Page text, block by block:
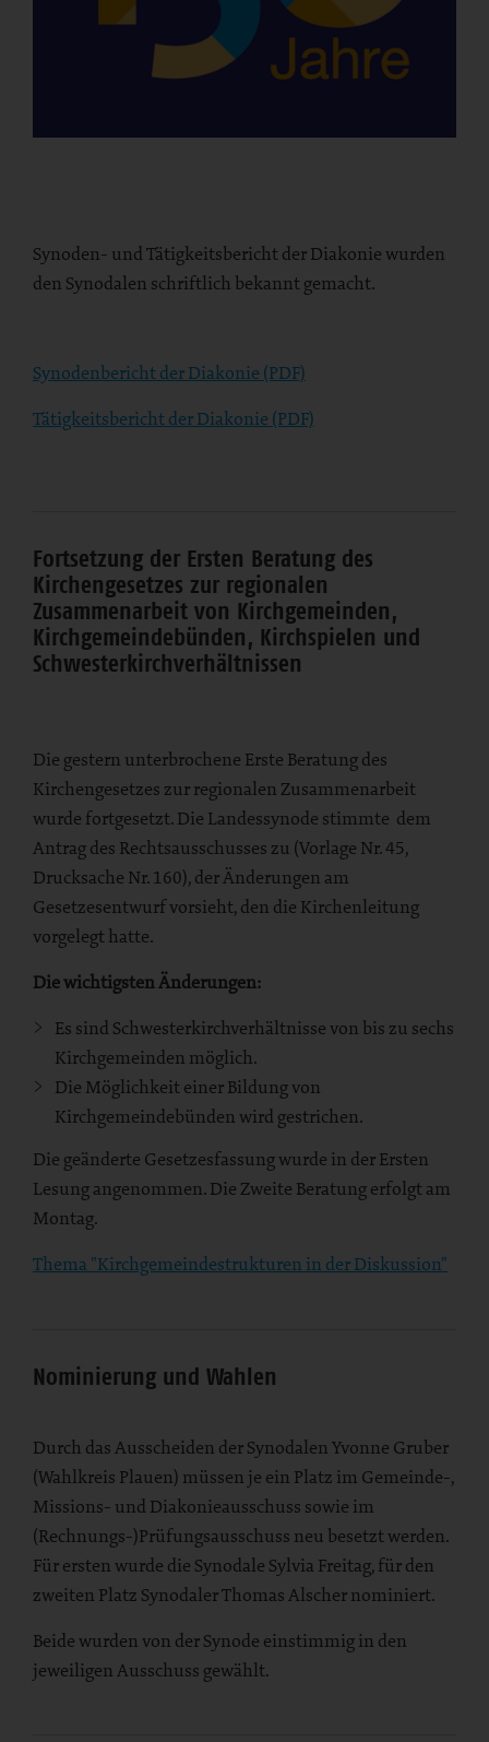
Synoden- und Tätigkeitsbericht der Diakonie wurden
den Synodalen schriftlich bekannt gemacht.
Synodenbericht der Diakonie (PDF)
Tätigkeitsbericht der Diakonie (PDF)
Fortsetzung der Ersten Beratung des
Kirchengesetzes zur regionalen
Zusammenarbeit von Kirchgemeinden,
Kirchgemeindebünden, Kirchspielen und
Schwesterkirchverhältnissen
Die gestern unterbrochene Erste Beratung des
Kirchengesetzes zur regionalen Zusammenarbeit
wurde fortgesetzt. Die Landessynode stimmte dem
Antrag des Rechtsausschusses zu (Vorlage Nr. 45,
Drucksache Nr. 160), der Änderungen am
Gesetzesentwurf vorsieht, den die Kirchenleitung
vorgelegt hatte.
Die wichtigsten Änderungen:
Es sind Schwesterkirchverhältnisse von bis zu sechs
Kirchgemeinden möglich.
Die Möglichkeit einer Bildung von
Kirchgemeindebünden wird gestrichen.
Die geänderte Gesetzesfassung wurde in der Ersten
Lesung angenommen. Die Zweite Beratung erfolgt am
Montag.
Thema "Kirchgemeindestrukturen in der Diskussion"
Nominierung und Wahlen
Durch das Ausscheiden der Synodalen Yvonne Gruber
(Wahlkreis Plauen) müssen je ein Platz im Gemeinde-,
Missions- und Diakonieausschuss sowie im
(Rechnungs-)Prüfungsausschuss neu besetzt werden.
Für ersten wurde die Synodale Sylvia Freitag, für den
zweiten Platz Synodaler Thomas Alscher nominiert.
Beide wurden von der Synode einstimmig in den
jeweiligen Ausschuss gewählt.